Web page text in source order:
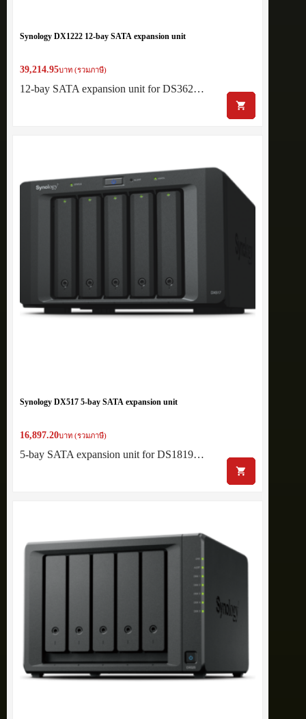
Synology DX1222 12-bay SATA expansion unit
39,214.95บาท (รวมภาษี)
12-bay SATA expansion unit for DS362…
Synology DX517 5-bay SATA expansion unit
16,897.20บาท (รวมภาษี)
5-bay SATA expansion unit for DS1819…